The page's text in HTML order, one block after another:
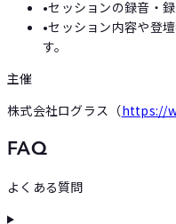
•セッションの録音・
•セッション内容や登
す。
主催
株式会社ログラス（https://
FAQ
よくある質問